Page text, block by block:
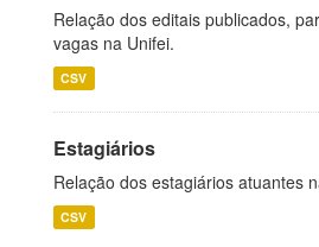
Relação dos editais publicados,
vagas na Unifei.
CSV
Estagiários
Relação dos estagiários atuantes
CSV